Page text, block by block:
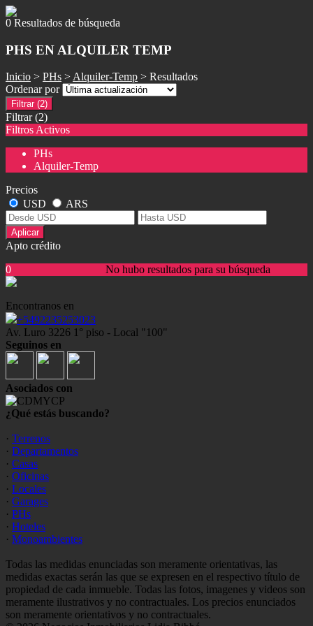
0 Resultados de búsqueda
PHS EN ALQUILER TEMP
Inicio > PHs >Alquiler-Temp > Resultados
Ordenar por
Filtrar (2)
Filtrar (2)
Filtros Activos
PHs
Alquiler-Temp
Precios
USD
ARS
Aplicar
Apto crédito
No hubo resultados para su búsqueda
0
Encontranos en
+5492235253023
Av. Luro 3226 1° piso - Local "100"
Seguinos en
Asociados con
¿Qué estás buscando?
· Terrenos
· Departamentos
· Casas
· Oficinas
· Locales
· Garages
· PHs
· Hoteles
· Monoambientes
Todas las medidas enunciadas son meramente orientativas, las
medidas exactas serán las que se expresen en el respectivo título de
propiedad de cada inmueble. Todas las fotos, imagenes y videos son
meramente ilustrativos y no contractuales. Los precios enunciados
son meramente orientativos y no contractuales.